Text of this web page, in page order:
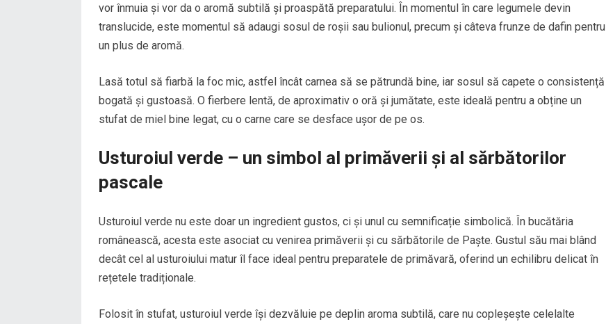
vor înmuia și vor da o aromă subtilă și proaspătă preparatului. În momentul în care legumele devin
translucide, este momentul să adaugi sosul de roșii sau bulionul, precum și câteva frunze de dafin pentru
un plus de aromă.
Lasă totul să fiarbă la foc mic, astfel încât carnea să se pătrundă bine, iar sosul să capete o consistență
bogată și gustoasă. O fierbere lentă, de aproximativ o oră și jumătate, este ideală pentru a obține un
stufat de miel bine legat, cu o carne care se desface ușor de pe os.
Usturoiul verde – un simbol al primăverii și al sărbătorilor
pascale
Usturoiul verde nu este doar un ingredient gustos, ci și unul cu semnificație simbolică. În bucătăria
românească, acesta este asociat cu venirea primăverii și cu sărbătorile de Paște. Gustul său mai blând
decât cel al usturoiului matur îl face ideal pentru preparatele de primăvară, oferind un echilibru delicat în
rețetele tradiționale.
Folosit în stufat, usturoiul verde își dezvăluie pe deplin aroma subtilă, care nu copleșește celelalte